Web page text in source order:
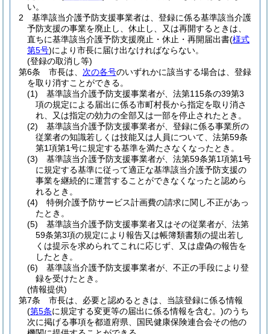
い。
2
基準該当介護予防支援事業者は、登録に係る基準該当介護
予防支援の事業を廃止し、休止し、又は再開するときは、
直ちに基準該当介護予防支援廃止・休止・再開届出書(様式
第5号)により市長に届け出なければならない。
(登録の取消し等)
第6条
市長は、 次の各号のいずれかに該当する場合は、登録
を取り消すことができる。
(1)
基準該当介護予防支援事業者が、法第115条の39第3
項の規定による届出に係る市町村長から指定を取り消さ
れ、又は指定の効力の全部又は一部を停止されたとき。
(2)
基準該当介護予防支援事業者が、登録に係る事業所の
従業者の知識若しくは技能又は人員について、法第59条
第1項第1号に規定する基準を満たさなくなったとき。
(3)
基準該当介護予防支援事業者が、法第59条第1項第1号
に規定する基準に従って適正な基準該当介護予防支援の
事業を継続的に運営することができなくなったと認めら
れるとき。
(4)
特例介護予防サービス計画費の請求に関し不正があっ
たとき。
(5)
基準該当介護予防支援事業者又はその従業者が、法第
59条第3項の規定により報告又は帳簿類書類の提出若し
くは提示を求められてこれに応じず、又は虚偽の報告を
したとき。
(6)
基準該当介護予防支援事業者が、不正の手段により登
録を受けたとき。
(情報提供)
第7条
市長は、必要と認めるときは、当該登録に係る情報
(第5条に規定する変更等の届出に係る情報を含む。)のうち
次に掲げる事項を都道府県、国民健康保険連合会その他の